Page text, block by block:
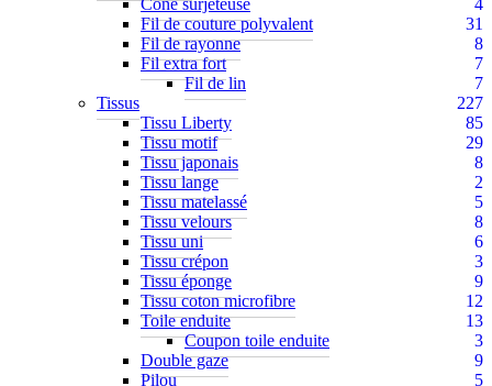
Cône surjeteuse
4
Fil de couture polyvalent
31
Fil de rayonne
8
Fil extra fort
7
Fil de lin
7
Tissus
227
Tissu Liberty
85
Tissu motif
29
Tissu japonais
8
Tissu lange
2
Tissu matelassé
5
Tissu velours
8
Tissu uni
6
Tissu crépon
3
Tissu éponge
9
Tissu coton microfibre
12
Toile enduite
13
Coupon toile enduite
3
Double gaze
9
Pilou
5